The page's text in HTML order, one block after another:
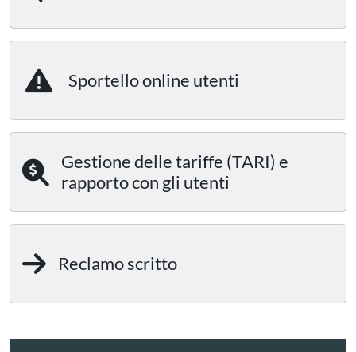
Sportello online utenti
Gestione delle tariffe (TARI) e
rapporto con gli utenti
Reclamo scritto